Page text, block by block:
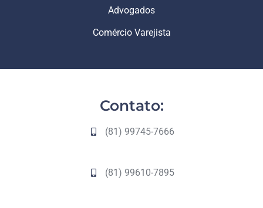
Advogados
Comércio Varejista
Contato:
(81) 99745-7666
(81) 99610-7895